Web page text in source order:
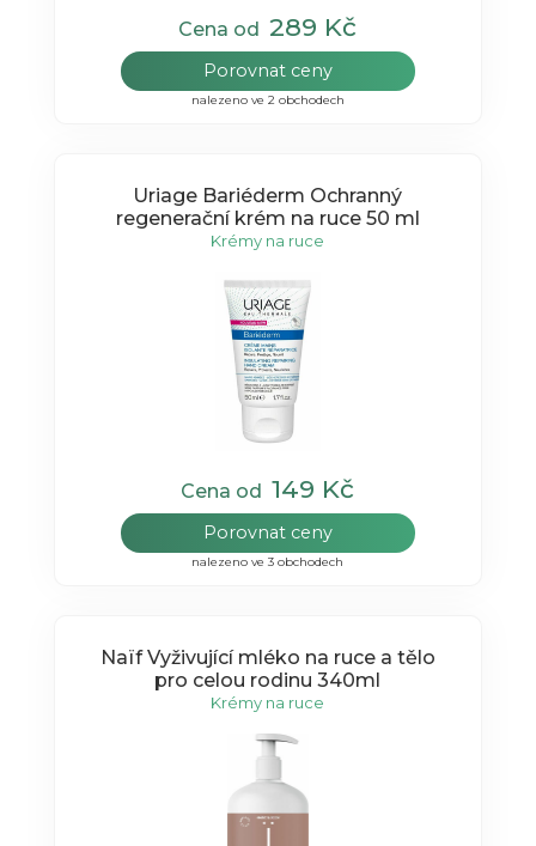
Cena od289 Kč
Porovnat ceny
nalezeno ve 2 obchodech
Uriage Bariéderm Ochranný
regenerační krém na ruce 50 ml
Krémy na ruce
Cena od 149 Kč
Porovnat ceny
nalezeno ve 3 obchodech
Naïf Vyživující mléko na ruce a tělo
pro celou rodinu 340ml
Krémy na ruce